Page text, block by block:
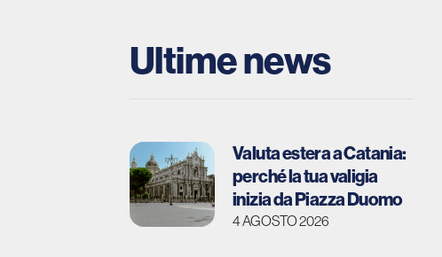
Ultime news
Valuta estera a Catania:
perché la tua valigia
inizia da Piazza Duomo
4 AGOSTO 2026